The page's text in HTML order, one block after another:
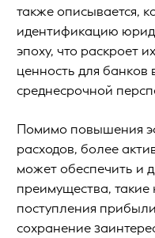
также описывается,
идентификацию
эпоху, что раскроет
ценность для
среднесрочной
Помимо повышения
расходов, более
может обеспечить и
преимущества,
поступления
сохранение